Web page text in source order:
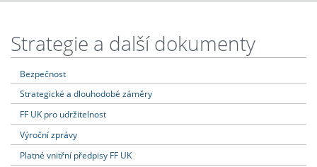
Strategie a další dokumenty
Bezpečnost
Strategické a dlouhodobé záměry
FF UK pro udržitelnost
Výroční zprávy
Platné vnitřní předpisy FF UK